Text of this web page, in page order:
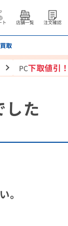
ト 店舗一覧 注文確認
取
PC下取値引！
た
。